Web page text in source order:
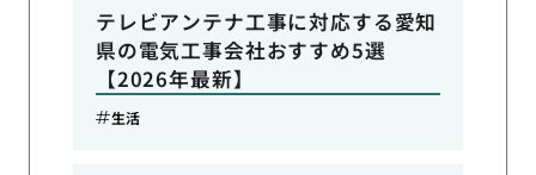
テレビアンテナ工事に対応する愛知
県の電気工事会社おすすめ5選
【2026年最新】
生活